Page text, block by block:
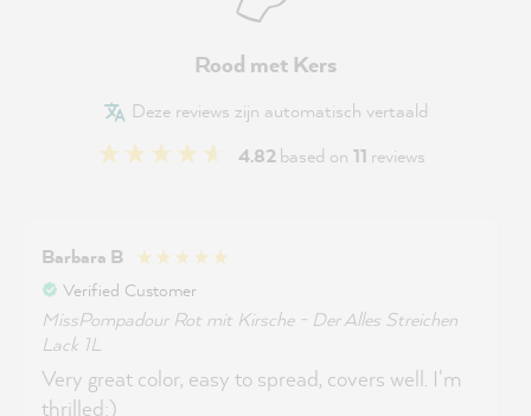
Rood met Kers
Deze reviews zijn automatisch vertaald
4.82based on 11 reviews
Barbara B
Verified Customer
MissPompadour Rot mit Kirsche - Der Alles Streichen
Lack 1L
Very great color, easy to spread, covers well. I'm
thrilled:)